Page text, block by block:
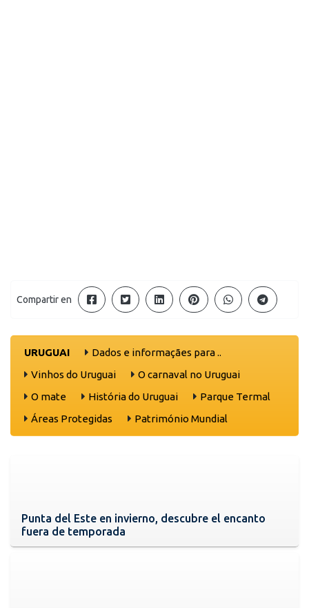
Compartir en
URUGUAI
Dados e informaçães para ..
Vinhos do Uruguai
O carnaval no Uruguai
O mate
História do Uruguai
Parque Termal
Áreas Protegidas
Património Mundial
Punta del Este en invierno, descubre el encanto
fuera de temporada